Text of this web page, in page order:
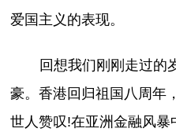
爱国主义的表现。
回想我们刚刚走过的
豪。香港回归祖国八周年
世人赞叹!在亚洲金融风